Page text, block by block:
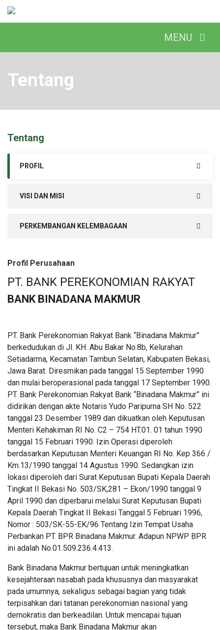
Tentang
Tentang
PROFIL
VISI DAN MISI
PERKEMBANGAN KELEMBAGAAN
Profil Perusahaan
PT. BANK PEREKONOMIAN RAKYAT
BANK BINADANA MAKMUR
PT. Bank Perekonomian Rakyat Bank “Binadana Makmur”
berkedudukan di Jl. KH. Abu Bakar No.8b, Kelurahan
Setiadarma, Kecamatan Tambun Selatan, Kabupaten Bekasi,
Jawa Barat. Diresmikan pada tanggal 15 September 1990
dan mulai beroperasional pada tanggal 17 September 1990.
PT. Bank Perekonomian Rakyat Bank “Binadana Makmur” ini
didirikan dengan akte Notaris Yudo Paripurna SH No. 522
tanggal 23 Desember 1989 dan dikuatkan oleh Keputusan
Menteri Kehakiman RI No. C2 – 754 HT.01. 01 tahun 1990
tanggal 15 Februari 1990. Izin Operasi diperoleh
berdasarkan Keputusan Menteri Keuangan RI No. Kep 366 /
Km.13/1990 tanggal 14 Agustus 1990. Sedangkan izin
lokasi diperoleh dari Surat Keputusan Bupati Kepala Daerah
Tingkat II Bekasi No. 503/SK,281 – Ekon/1990 tanggal 9
April 1990 dan diperbarui melalui Surat Keputusan Bupati
Kepala Daerah Tingkat II Bekasi Tanggal 5 Februari 1996,
Nomor : 503/SK-55-EK/96 Tentang Izin Tempat Usaha
Perbankan PT. BPR Binadana Makmur. Adapun NPWP BPR
ini adalah No.01.509.236.4.413.
Bank Binadana Makmur bertujuan untuk meningkatkan
kesejahteraan nasabah pada khususnya dan masyarakat
pada umumnya, sekaligus sebagai bagian yang tidak
terpisahkan dari tatanan perekonomian nasional yang
demokratis dan berkeadilan. Untuk mencapai tujuan
tersebut, maka Bank Binadana Makmur akan